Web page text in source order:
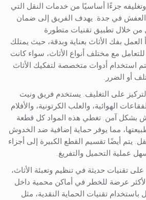
جزءًا أساسيًا من خدمات النقل التي
العفش في جدة. يهدف الفريق إلى ضمان
من خلال تطبيق تقنيات متطورة
بفك الأثاث بعناية وبدقة، حيث يمتلك
للتعامل مع مختلف أنواع الأثاث، سواء كانت
استخدام أدوات متخصصة لتفكيك الأثاث
أو الضرر.
على التغليف. يستخدم فريق ونيت
الهوائية، والعلب الكرتونية، والأفلام
بشكل آمن. تغطي هذه المواد كل قطعة
مما يوفر حماية إضافية ضد الخدوش
يتم أيضًا تقسيم القطع الكبيرة إلى أجزاء
عملية التحميل والتفريغ.
تقنيات حديثة في تنظيم وتعبئة الأثاث،
عرضة للخطر في أماكن محمية داخل
باستخدام تقنيات الحماية النقدية، مثل